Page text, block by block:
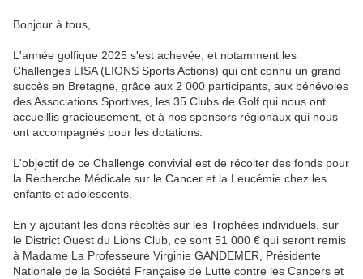
Bonjour à tous,
L'année golfique 2025 s'est achevée, et notamment les
Challenges LISA (LIONS Sports Actions) qui ont connu un grand
succès en Bretagne, grâce aux 2 000 participants, aux bénévoles
des Associations Sportives, les 35 Clubs de Golf qui nous ont
accueillis gracieusement, et à nos sponsors régionaux qui nous
ont accompagnés pour les dotations.
L'objectif de ce Challenge convivial est de récolter des fonds pour
la Recherche Médicale sur le Cancer et la Leucémie chez les
enfants et adolescents.
En y ajoutant les dons récoltés sur les Trophées individuels, sur
le District Ouest du Lions Club, ce sont 51 000 € qui seront remis
à Madame La Professeure Virginie GANDEMER, Présidente
Nationale de la Société Française de Lutte contre les Cancers et